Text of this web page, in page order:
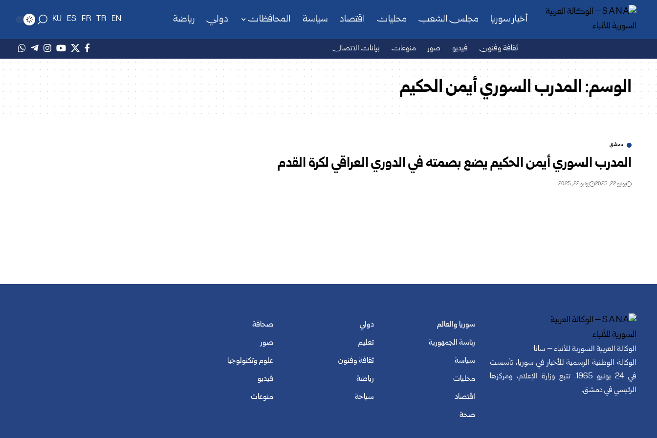
أخبار سوريا مجلس الشعب محليات اقتصاد سياسة المحافظات دولي رياضة EN
TR
FR
ES
KU
ثقافة وفنون فيديو صور منوعات بيانات الاتصال
الوسم:المدرب السوري أيمن الحكيم
دمشق
المدرب السوري أيمن الحكيم يضع بصمته في الدوري العراقي لكرة القدم
يونيو 22, 2025 يونيو 22, 2025
الوكالة العربية السورية للأنباء – سانا
الوكالة الوطنية الرسمية للأخبار في سوريا، تأسست
في 24 يونيو 1965. تتبع وزارة الإعلام، ومركزها
الرئيسي في دمشق.
سوريا والعالم
رئاسة الجمهورية
سياسة
محليات
اقتصاد
صحة
دولي
تعليم
ثقافة وفنون
رياضة
سياحة
صحافة
صور
علوم وتكنولوجيا
فيديو
منوعات